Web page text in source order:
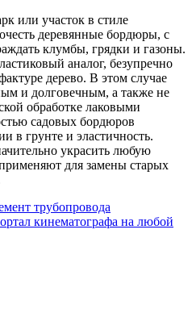
или участок в стиле
деревянные бордюры, с
клумбы, грядки и газоны.
аналог, безупречно
дерево. В этом случае
и долговечным, а также не
обработке лаковыми
садовых бордюров
в грунте и эластичность.
украсить любую
для замены старых
трубопровода
кинематографа на любой